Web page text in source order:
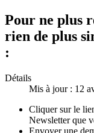
Pour ne plus
rien de plus
:
Détails
Mis à jour : 12
Cliquer sur le
Newsletter que
Envoyer une